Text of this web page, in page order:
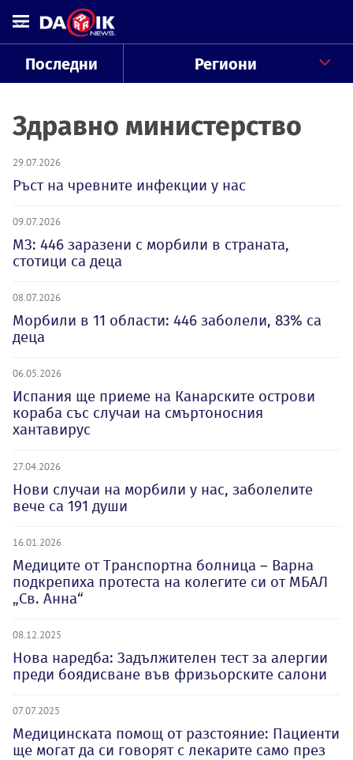
Последни Региони
Здравно министерство
29.07.2026
Ръст на чревните инфекции у нас
09.07.2026
МЗ: 446 заразени с морбили в страната,
стотици са деца
08.07.2026
Морбили в 11 области: 446 заболели, 83% са
деца
06.05.2026
Испания ще приеме на Канарските острови
кораба със случаи на смъртоносния
хантавирус
27.04.2026
Нови случаи на морбили у нас, заболелите
вече са 191 души
16.01.2026
Медиците от Транспортна болница – Варна
подкрепиха протеста на колегите си от МБАЛ
„Св. Анна“
08.12.2025
Нова наредба: Задължителен тест за алергии
преди боядисване във фризьорските салони
07.07.2025
Медицинската помощ от разстояние: Пациенти
ще могат да си говорят с лекарите само през